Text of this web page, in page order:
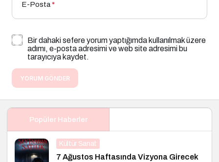
E-Posta*
Bir dahaki sefere yorum yaptığımda kullanılmak üzere
adımı, e-posta adresimi ve web site adresimi bu
tarayıcıya kaydet.
YORUM GÖNDER
Popüler Haberler
Kültür Sanat
7 Ağustos Haftasında Vizyona Girecek